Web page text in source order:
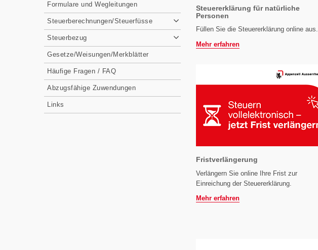
Formulare und Wegleitungen
Steuerberechnungen/Steuerfüsse
Steuerbezug
Gesetze/Weisungen/Merkblätter
Häufige Fragen / FAQ
Abzugsfähige Zuwendungen
Links
Steuererklärung für natürliche
Personen
Füllen Sie die Steuererklärung online aus.
Mehr erfahren
Fristverlängerung
Verlängern Sie online Ihre Frist zur
Einreichung der Steuererklärung.
Mehr erfahren